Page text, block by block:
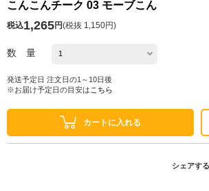
こんこんチーク 03 モーブこん
税込1,265円(税抜 1,150円)
数 量
発送予定日 注文日の1～10日後
※お届け予定日の目安は こちら
カートに入れる
シェアする